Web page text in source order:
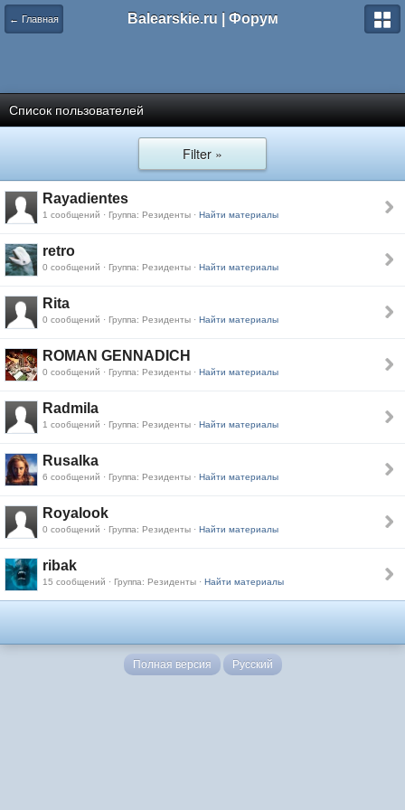
← Главная Balearskie.ru | Форум
Список пользователей
Filter »
Rayadientes
1 сообщений · Группа: Резиденты · Найти материалы
retro
0 сообщений · Группа: Резиденты · Найти материалы
Rita
0 сообщений · Группа: Резиденты · Найти материалы
ROMAN GENNADICH
0 сообщений · Группа: Резиденты · Найти материалы
Radmila
1 сообщений · Группа: Резиденты · Найти материалы
Rusalka
6 сообщений · Группа: Резиденты · Найти материалы
Royalook
0 сообщений · Группа: Резиденты · Найти материалы
ribak
15 сообщений · Группа: Резиденты · Найти материалы
Полная версия Русский